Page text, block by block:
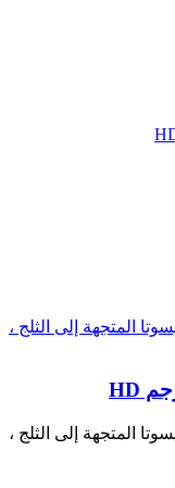
المتجهة إلى الثلج ،
المتجهة إلى الثلج ،